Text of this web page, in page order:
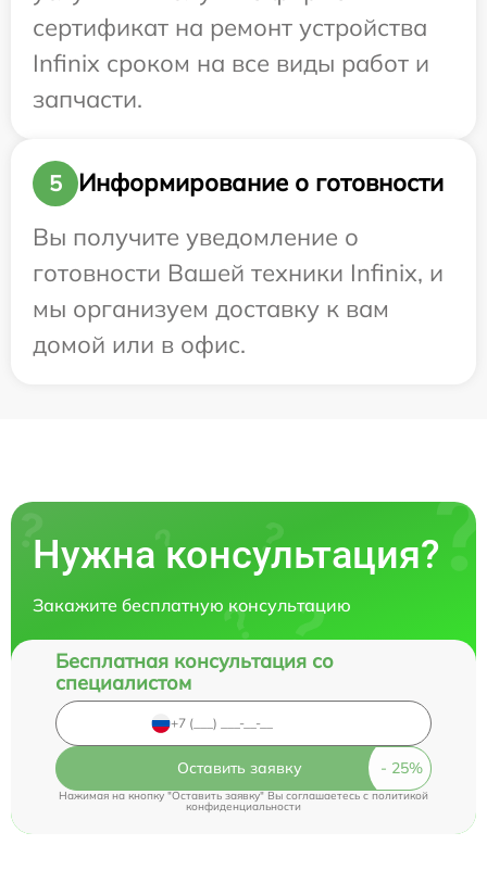
сертификат на ремонт устройства
Infinix сроком на все виды работ и
запчасти.
5
Информирование о готовности
Вы получите уведомление о
готовности Вашей техники Infinix, и
мы организуем доставку к вам
домой или в офис.
Нужна консультация?
Закажите бесплатную консультацию
Бесплатная консультация со
специалистом
Оставить заявку
Нажимая на кнопку "Оставить заявку" Вы соглашаетесь cполитикой
конфиденциальности